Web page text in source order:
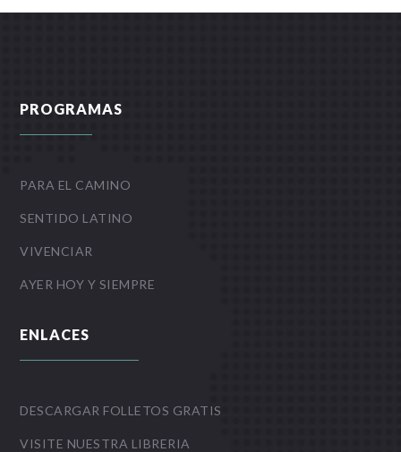
PROGRAMAS
PARA EL CAMINO
SENTIDO LATINO
VIVENCIAR
AYER HOY Y SIEMPRE
ENLACES
DESCARGAR FOLLETOS GRATIS
VISITE NUESTRA LIBRERIA